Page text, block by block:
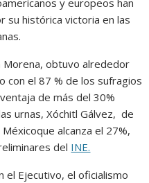
su histórica victoria en las
Morena, obtuvo alrededor
con el 87 % de los sufragios
de más del 30%
urnas, Xóchitl Gálvez, de
alcanza el 27%,
del INE.
el Ejecutivo, el oficialismo